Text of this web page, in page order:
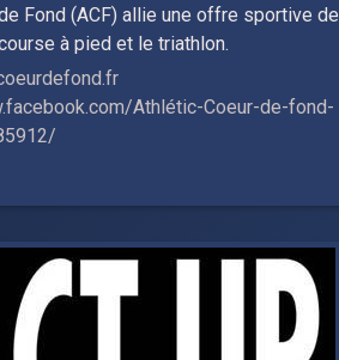
Fond (ACF) allie une offre sportive de
à pied et le triathlon.
Athlétic-Coeur-de-fond-